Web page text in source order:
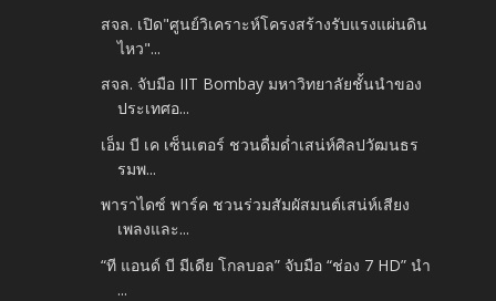
สจล. เปิด"ศูนย์วิเคราะห์โครงสร้างรับแรงแผ่นดิน
ไหว"...
สจล. จับมือ IIT Bombay มหาวิทยาลัยชั้นนำของ
ประเทศอ...
เอ็ม บี เค เซ็นเตอร์ ชวนดื่มด่ำเสน่ห์ศิลปวัฒนธร
รมพ...
พาราไดซ์ พาร์ค ชวนร่วมสัมผัสมนต์เสน่ห์เสียง
เพลงและ...
“ที แอนด์ บี มีเดีย โกลบอล” จับมือ “ช่อง 7 HD” นำ
...